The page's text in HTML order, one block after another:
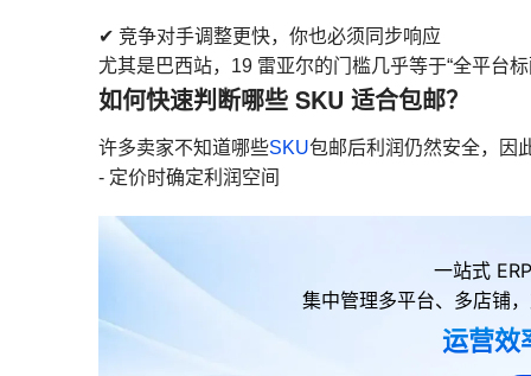
✔ 竞争对手调整更快，你也必须同步响应
尤其是巴西站，19 雷亚尔的门槛几乎等于“全平台标
如何快速判断哪些 SKU 适合包邮？
许多卖家不知道哪些SKU包邮后利润仍然安全，因
- 定价时确定利润空间
一站式
集中管理多平台、多店铺
运营效